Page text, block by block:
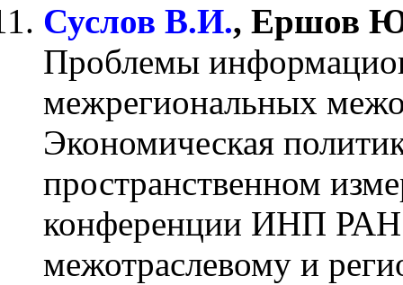
Суслов В.И., Ершов
Проблемы
межрегиональных
Экономическая
пространственном
конференции ИНП
межотраслевому и